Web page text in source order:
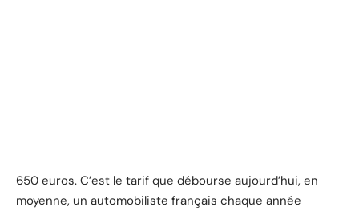
650 euros. C’est le tarif que débourse aujourd’hui, en
moyenne, un automobiliste français chaque année